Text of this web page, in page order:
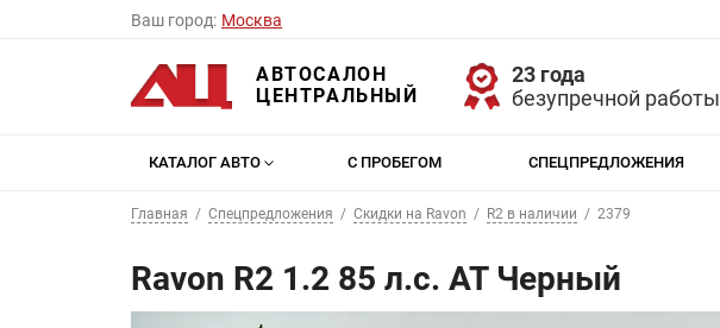
Ваш город: Москва
АВТОСАЛОН
ЦЕНТРАЛЬНЫЙ
23 года
безупречной работы
КАТАЛОГ АВТО С ПРОБЕГОМ СПЕЦПРЕДЛОЖЕНИЯ
Главная Спецпредложения Скидки на Ravon R2 в наличии 2379
Ravon R2 1.2 85 л.с. AT Черный